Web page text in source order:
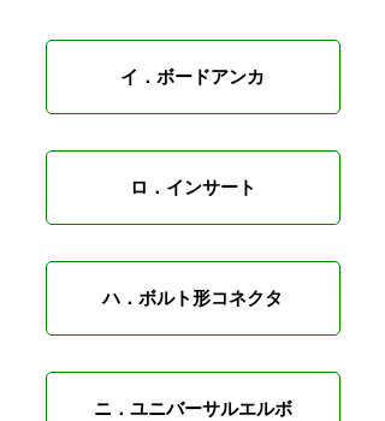
イ．ボードアンカ
ロ．インサート
ハ．ボルト形コネクタ
ニ．ユニバーサルエルボ